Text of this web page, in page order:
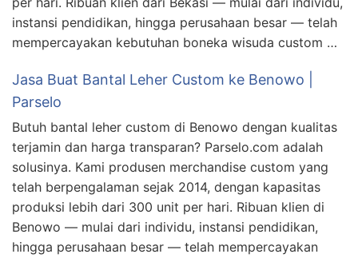
instansi pendidikan, hingga perusahaan besar — telah
mempercayakan kebutuhan boneka wisuda custom …
Jasa Buat Bantal Leher Custom ke Benowo |
Parselo
Butuh bantal leher custom di Benowo dengan kualitas
terjamin dan harga transparan? Parselo.com adalah
solusinya. Kami produsen merchandise custom yang
telah berpengalaman sejak 2014, dengan kapasitas
produksi lebih dari 300 unit per hari. Ribuan klien di
Benowo — mulai dari individu, instansi pendidikan,
hingga perusahaan besar — telah mempercayakan